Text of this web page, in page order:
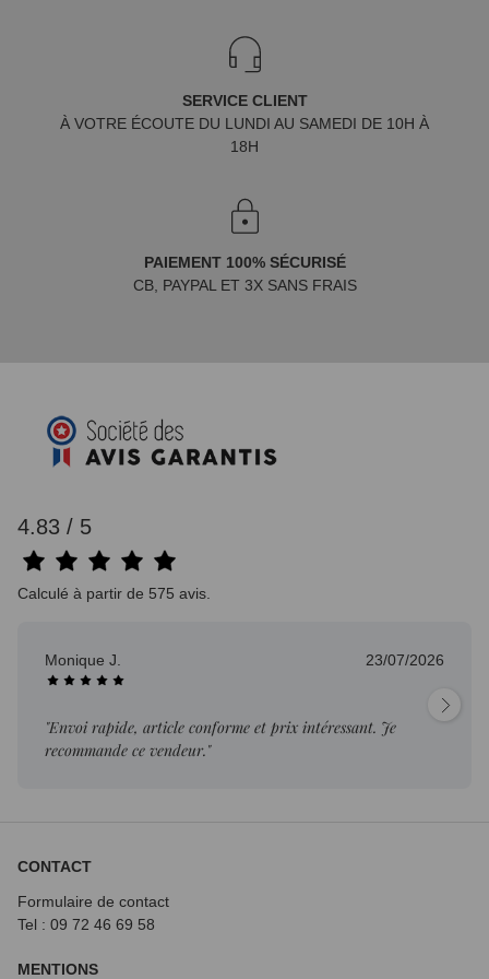
SERVICE CLIENT
À VOTRE ÉCOUTE DU LUNDI AU SAMEDI DE 10H À
18H
PAIEMENT 100% SÉCURISÉ
CB, PAYPAL ET 3X SANS FRAIS
4.83 / 5
Calculé à partir de 575 avis.
Monique J. 23/07/2026
"Envoi rapide, article conforme et prix intéressant. Je
recommande ce vendeur."
CONTACT
Formulaire de contact
Tel : 09 72 46 69 58
MENTIONS